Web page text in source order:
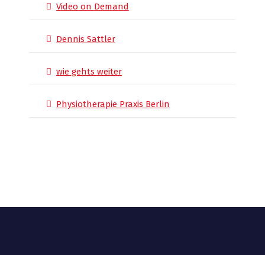
Video on Demand
Dennis Sattler
wie gehts weiter
Physiotherapie Praxis Berlin